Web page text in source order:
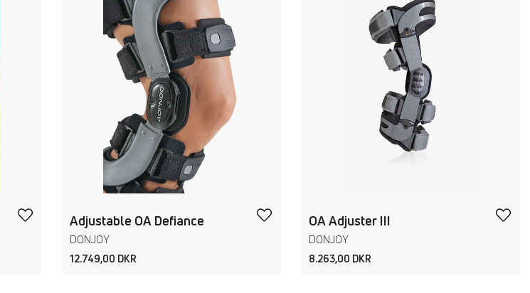
Adjustable OA Defiance
DONJOY
12.749,00 DKR
OA Adjuster III
DONJOY
8.263,00 DKR